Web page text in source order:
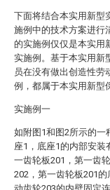
下面将结合本实用新型
施例中的技术方案进行
的实施例仅仅是本实用
实施例。基于本实用新
员在没有做出创造性劳
例，都属于本实用新型
实施例一
如附图1和图2所示的一
座1，底座1的内部安装
一齿轮板201，第一齿
202，第一齿轮板201